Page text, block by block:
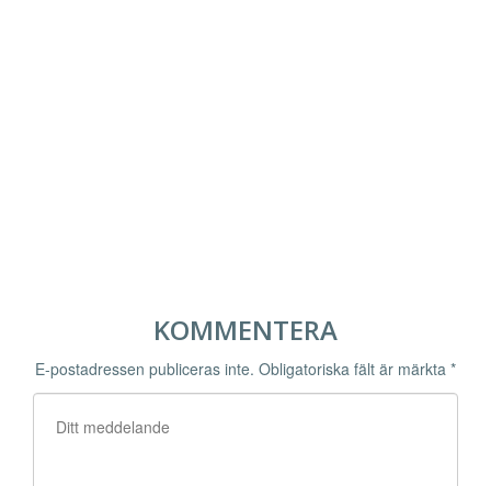
KOMMENTERA
E-postadressen publiceras inte. Obligatoriska fält är märkta *